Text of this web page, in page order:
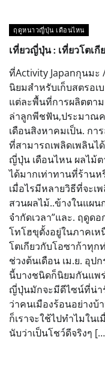
ฤดูหนาวญี่ปุ่น เดือนไหน
เที่ยวญี่ปุ่น : เที่ยวโตเกี
ที่Activity Japanกุนม
นิยมสำหรับเก็บสตรอเ
แต่ละพื้นที่การผลิตตา
ล่าลูกพีชฟัน,ประมาณ
เดือนสิงหาคมเป็น. กา
ที่สามารถเพลิดเพลิน
ญี่ปุ่น เดือนไหน ผลไม้
ได้มากเท่าทานที่ร้าน
เมื่อไรมีหลายวิธีที่จะ
สวนผลไม้..ข้างในแผน
จำกัดเวลา”และ. ฤดูด
โทโฮขุตั้งอยู่ในภาคเ
โตเกียวกับโอซาก้าทุ
ช่วงต้นเดือน เม.ย. อุป
นี้บางชนิดก็นิยมกันแพ
ญี่ปุ่นมักจะมีดีไซน์ที่น่า
ว่าคนเมืองร้อนอย่าง
ก็เราจะใช้ไปทำไมใ
นับว่าเป็นโชว์ดีจริงๆ